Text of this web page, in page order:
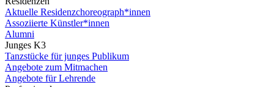
Aktuelle Residenzchoreograph*innen
Assoziierte Künstler*innen
Alumni
Junges K3
Tanzstücke für junges Publikum
Angebote zum Mitmachen
Angebote für Lehrende